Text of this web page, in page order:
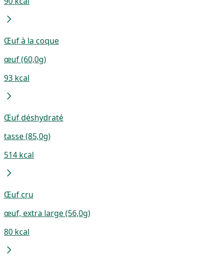
Œuf à la coque
œuf (60,0g)
93 kcal
Œuf déshydraté
tasse (85,0g)
514 kcal
Œuf cru
œuf, extra large (56,0g)
80 kcal